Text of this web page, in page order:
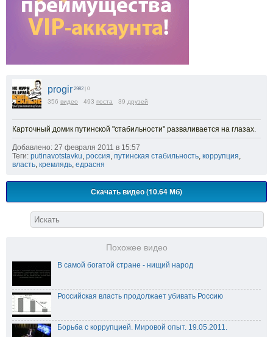
progir 2982 | 0
356 видео 493 поста 39 друзей
Карточный домик путинской "стабильности" разваливается на глазах.
Добавлено: 27 февраля 2011 в 15:57
Теги: putinavotstavku россия путинская стабильность коррупция
власть кремлядь едрасня
Скачать видео (10.64 Мб)
Похожее видео
В самой богатой стране - нищий народ
Российская власть продолжает убивать Россию
Борьба с коррупцией. Мировой опыт. 19.05.2011.